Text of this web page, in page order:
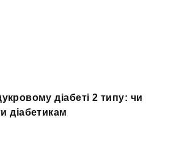
діабеті 2 типу: чи
діабетикам